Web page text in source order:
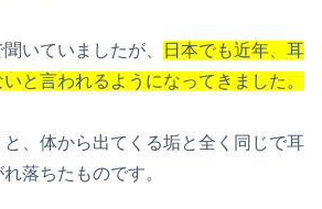
いていましたが、 日本でも近年、耳
と言われるようになってきました。
、体から出てくる垢と全く同じで耳
落ちたものです。